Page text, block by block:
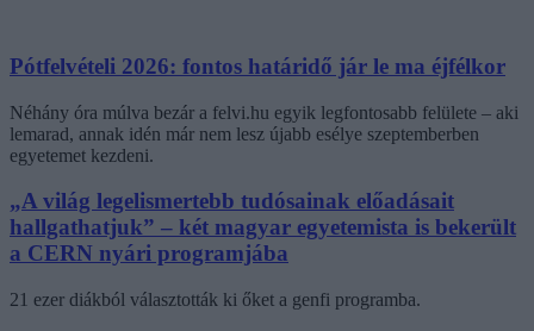
Pótfelvételi 2026: fontos határidő jár le ma éjfélkor
Néhány óra múlva bezár a felvi.hu egyik legfontosabb felülete – aki
lemarad, annak idén már nem lesz újabb esélye szeptemberben
egyetemet kezdeni.
„A világ legelismertebb tudósainak előadásait
hallgathatjuk” – két magyar egyetemista is bekerült
a CERN nyári programjába
21 ezer diákból választották ki őket a genfi programba.